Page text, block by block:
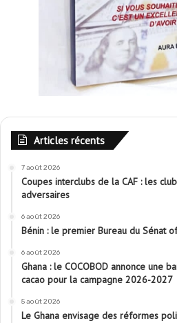
Articles récents
7 août 2026
Coupes interclubs de la CAF : les
adversaires
6 août 2026
Bénin : le premier Bureau du Sénat
6 août 2026
Ghana : le COCOBOD annonce une
cacao pour la campagne 2026-2027
5 août 2026
Le Ghana envisage des réformes